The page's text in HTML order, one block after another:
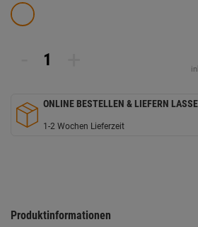
ONLINE BESTELLEN & LIEFERN
1-2 Wochen Lieferzeit
Produktinformationen